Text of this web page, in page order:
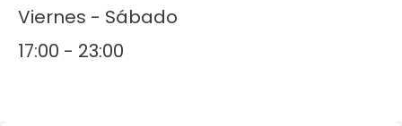
Viernes - Sábado
17:00 - 23:00